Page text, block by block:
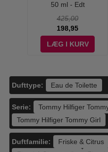
50 ml - Edt
425,00
198,95
LÆG I KURV
Dufttype: Eau de Toilette
Serie:
Tommy Hilfiger
Tommy Hilfiger Tommy Girl
Duftfamilie: Friske & Citrus